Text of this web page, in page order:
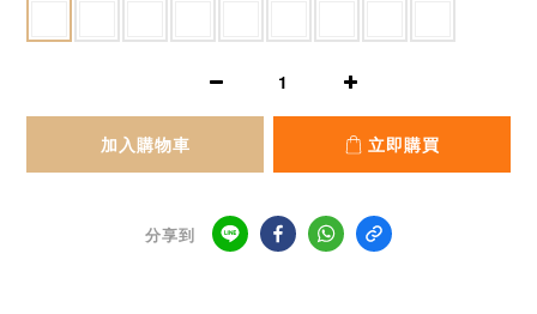
加入購物車 立即購買
分享到